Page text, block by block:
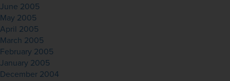
June 2005
May 2005
April 2005
March 2005
February 2005
January 2005
December 2004